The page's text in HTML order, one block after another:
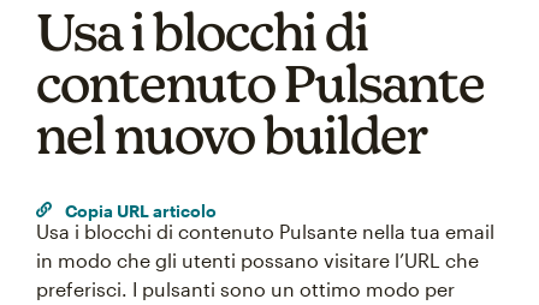
Usa i blocchi di
contenuto Pulsante
nel nuovo builder
Copia URL articolo
Usa i blocchi di contenuto Pulsante nella tua email
in modo che gli utenti possano visitare l’URL che
preferisci. I pulsanti sono un ottimo modo per